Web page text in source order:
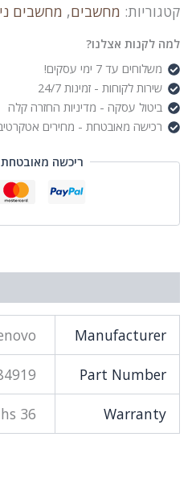
285H/32GB/1TB/
מחשבים ,מחשבים ניידים
אצלנו?
עד 7 ימי עסקים!
לקוחות - זמינות 24/7
עסקה - מדיניות החזרה קלה
מאובטחת - מחירים אטקרטיביים
ריכשה מאובטחת באמצעות
Lenovo
Part
84919